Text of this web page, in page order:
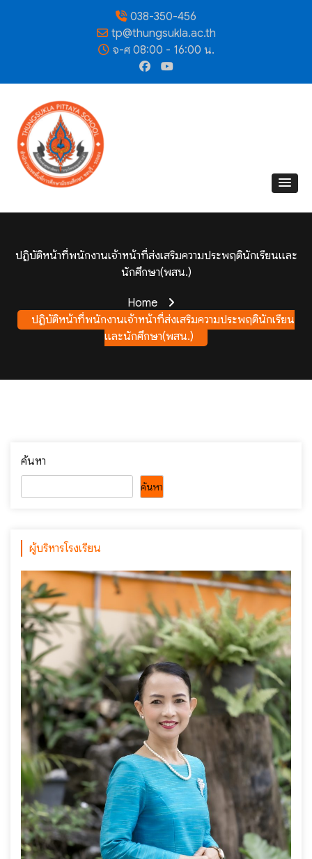
038-350-456
tp@thungsukla.ac.th
จ-ศ 08:00 - 16:00 น.
ปฏิบัติหน้าที่พนักงานเจ้าหน้าที่ส่งเสริมความประพฤตินักเรียนและ
นักศึกษา(พสน.)
Home
ปฏิบัติหน้าที่พนักงานเจ้าหน้าที่ส่งเสริมความประพฤตินักเรียน
และนักศึกษา(พสน.)
ค้นหา
ค้นหา
ผู้บริหารโรงเรียน